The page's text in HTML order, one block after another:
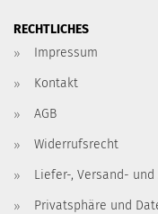
RECHTLICHES
Impressum
Kontakt
AGB
Widerrufsrecht
Liefer-, Versand-
Privatsphäre und